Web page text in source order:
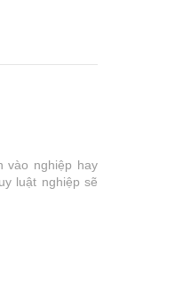
vào nghiệp hay
luật nghiệp sẽ